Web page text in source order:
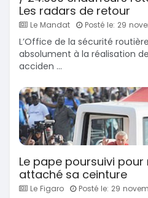
Les radars de retour
Le Mandat Posté le: 29
L’Office de la sécurité
absolument à la réalisation
acciden ...
Le pape poursuivi
attaché sa ceinture
Le Figaro Posté le: 29